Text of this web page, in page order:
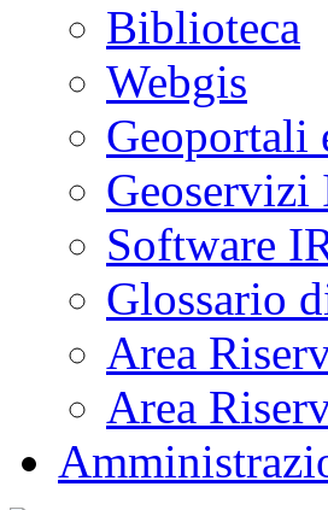
Biblioteca
Webgis
Geoportali
Geoservizi
Software
Glossario
Area
Area